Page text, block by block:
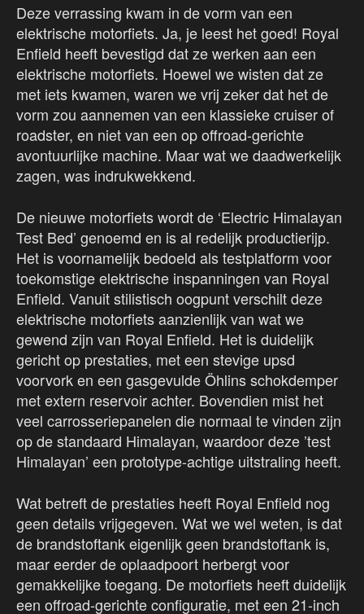
Deze verrassing kwam in de vorm van een
elektrische motorfiets. Ja, je leest het goed! Royal
Enfield heeft bevestigd dat ze werken aan een
elektrische motorfiets. Hoewel we wisten dat ze
met iets kwamen, waren we vrij zeker dat het de
vorm zou aannemen van een klassieke cruiser of
roadster, en niet van een op offroad-gerichte
avontuurlijke machine. Maar wat we daadwerkelijk
zagen, was indrukwekkend.
De nieuwe motorfiets wordt de ‘Electric Himalayan
Test Bed’ genoemd en is al redelijk productierijp.
Het is voornamelijk bedoeld als testplatform voor
toekomstige elektrische inspanningen van Royal
Enfield. Vanuit stilistisch oogpunt verschilt deze
elektrische motorfiets aanzienlijk van wat we
gewend zijn van Royal Enfield. Het is duidelijk
gericht op prestaties, met een stevige upsd
voorvork en een gasgevulde Öhlins schokdemper
met extern reservoir achter. Bovendien mist het
veel carrosseriepanelen die normaal te vinden zijn
op de standaard Himalayan, waardoor deze ’test
Himalayan’ een prototype-achtige uitstraling heeft.
Wat betreft de prestaties heeft Royal Enfield nog
geen details vrijgegeven. Wat we wel weten, is dat
de brandstoftank eigenlijk geen brandstoftank is,
maar eerder de oplaadpoort herbergt voor
gemakkelijke toegang. De motorfiets heeft duidelijk
een offroad-gerichte configuratie, met een 21-inch